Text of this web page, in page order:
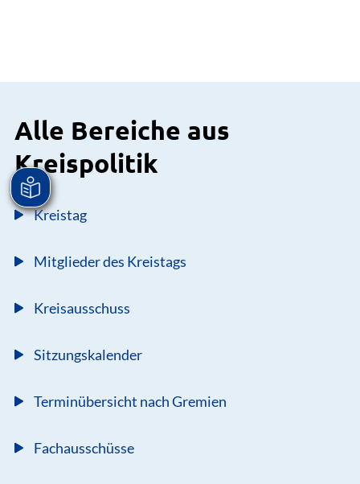
Alle Bereiche aus
Kreispolitik
Kreistag
Mitglieder des Kreistags
Kreisausschuss
Sitzungskalender
Terminübersicht nach Gremien
Fachausschüsse